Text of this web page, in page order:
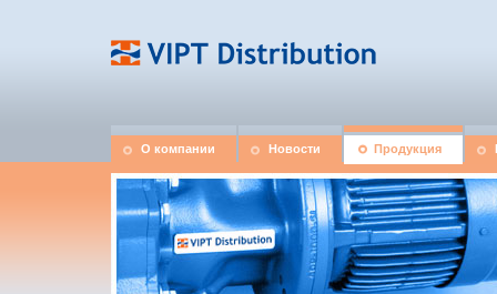
О компании Новости Продукция